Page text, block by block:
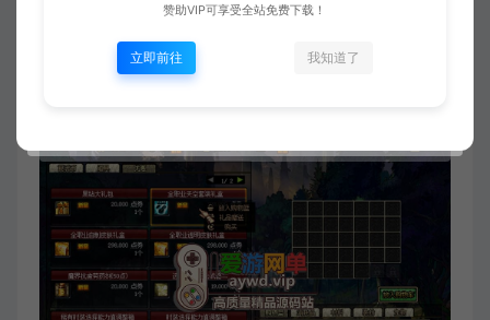
赞助VIP可享受全站免费下载！
立即前往 我知道了